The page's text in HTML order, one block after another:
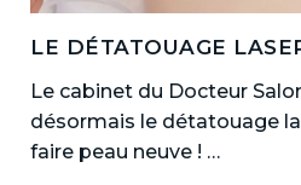
LE DÉTATOUAGE
Le cabinet du Docteur
désormais le détatouage
faire peau neuve ! …